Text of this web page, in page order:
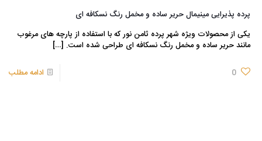
پرده پذیرایی مینیمال حریر ساده و مخمل رنگ نسکافه ای
یکی از محصولات ویژه شهر پرده ثامن نور که با استفاده از پارچه های مرغوب
مانند حریر ساده و مخمل رنگ نسکافه ای طراحی شده است. […]
0 ادامه مطلب